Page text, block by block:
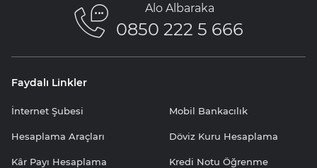
Alo Albaraka
0850 222 5 666
Faydalı Linkler
İnternet Şubesi Mobil Bankacılık
Hesaplama Araçları Döviz Kuru Hesaplama
Kâr Payı Hesaplama Kredi Notu Öğrenme